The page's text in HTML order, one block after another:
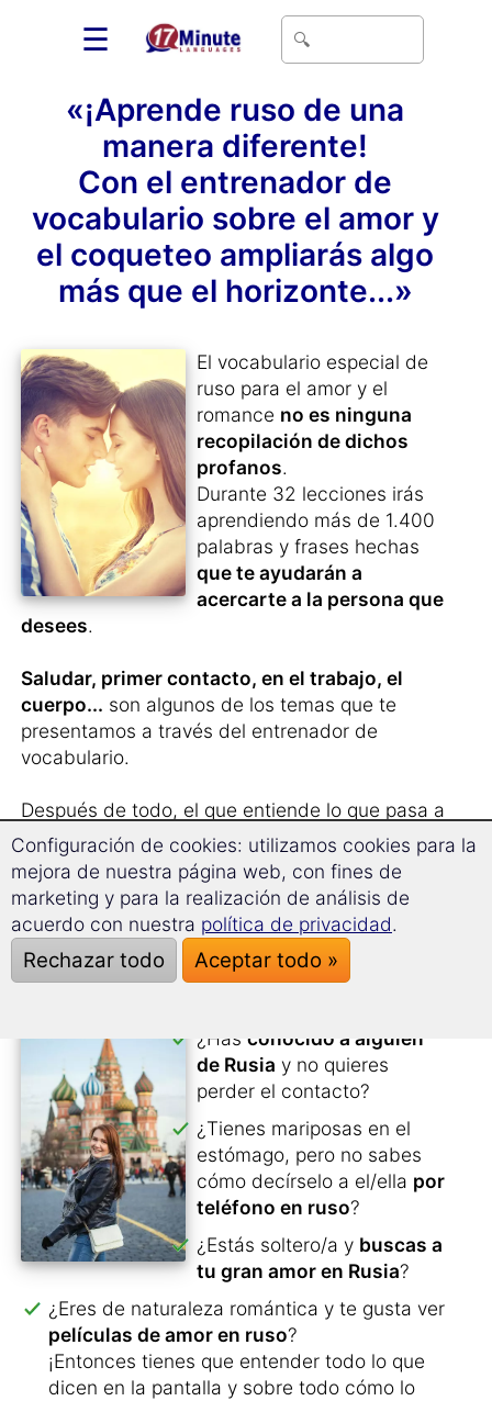
☰
«¡Aprende ruso de una
manera diferente!
Con el entrenador de
vocabulario sobre el amor y
el coqueteo ampliarás algo
más que el horizonte...»
El vocabulario especial de
ruso para el amor y el
romance no es ninguna
recopilación de dichos
profanos.
Durante 32 lecciones irás
aprendiendo más de 1.400
palabras y frases hechas
que te ayudarán a
acercarte a la persona que
desees.
Saludar, primer contacto, en el trabajo, el
cuerpo... son algunos de los temas que te
presentamos a través del entrenador de
vocabulario.
Después de todo, el que entiende lo que pasa a
su alrededor no puede decir luego que algo le
pilla desprevenido...
Un magnífico complemento para tu
aprendizaje – no sólo para solteros.
¿Has conocido a alguien
de Rusia y no quieres
perder el contacto?
¿Tienes mariposas en el
estómago, pero no sabes
cómo decírselo a el/ella por
teléfono en ruso?
¿Estás soltero/a y buscas a
tu gran amor en Rusia?
¿Eres de naturaleza romántica y te gusta ver
películas de amor en ruso?
¡Entonces tienes que entender todo lo que
dicen en la pantalla y sobre todo cómo lo
Configuración de cookies: utilizamos cookies para la
mejora de nuestra página web, con fines de
marketing y para la realización de análisis de
acuerdo con nuestra política de privacidad.
Rechazar todo Aceptar todo »